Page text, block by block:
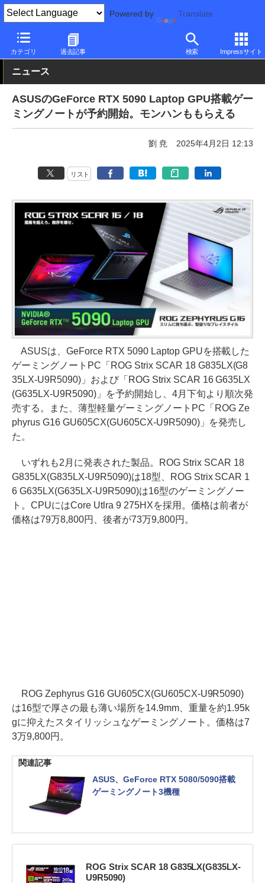
Powered by Translate
カテゴリ 過去記事 検索 Impressサイト
PC Watch パソコン/タブレット/スマートフォン ゲーミングノー
ニュース
ASUSのGeForce RTX 5090 Laptop GPU搭載ゲー
ミングノートが予約開始。モンハンももらえる
劉 尭 2025年4月2日 12:13
リスト
ASUSは、GeForce RTX 5090 Laptop GPUを搭載した
ゲーミングノートPC「ROG Strix SCAR 18 G835LX(G8
35LX-U9R5090)」および「ROG Strix SCAR 16 G635LX
(G635LX-U9R5090)」を予約開始し、4月下旬より順次発
売する。また、薄型軽量ゲーミングノートPC「ROG Ze
phyrus G16 GU605CX(GU605CX-U9R5090)」を発売し
た。
いずれも2月に発表された製品。ROG Strix SCAR 18
G835LX(G835LX-U9R5090)は18型、ROG Strix SCAR 1
6 G635LX(G635LX-U9R5090)は16型のゲーミングノー
ト。CPUにはCore Utlra 9 275HXを採用。価格は前者が
価格は79万8,800円、後者が73万9,800円。
ROG Zephyrus G16 GU605CX(GU605CX-U9R5090)
は16型で厚さの最も薄い場所を14.9mm、重量を約1.95k
gに抑えたスタイリッシュなゲーミングノート。価格は7
3万9,800円。
関連記事
ASUS、GeForce RTX 5080/5090搭載
ゲーミングノート3機種
ROG Strix SCAR 18 G835LX(G835LX-
U9R5090)